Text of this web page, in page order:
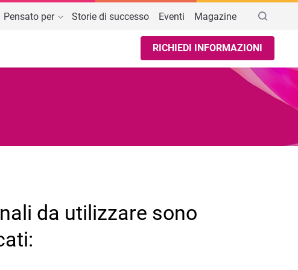
AREE DI INTERESSE
Pensato per
Associazioni culturali e musicali
Storie di successo Eventi Magazine
RICHIEDI INFORMAZIONI
da utilizzare sono